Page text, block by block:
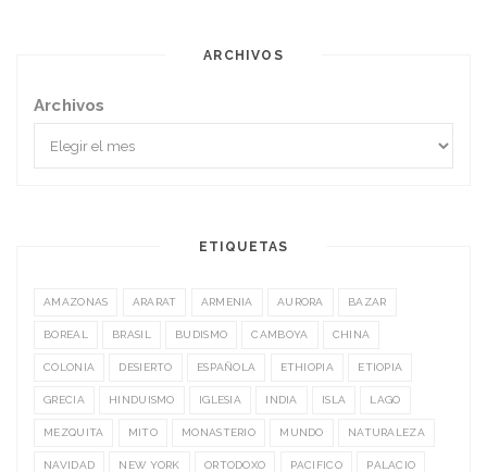
ARCHIVOS
Archivos
ETIQUETAS
AMAZONAS ARARAT ARMENIA AURORA BAZAR
BOREAL BRASIL BUDISMO CAMBOYA CHINA
COLONIA DESIERTO ESPAÑOLA ETHIOPIA ETIOPIA
GRECIA HINDUISMO IGLESIA INDIA ISLA LAGO
MEZQUITA MITO MONASTERIO MUNDO NATURALEZA
NAVIDAD NEW YORK ORTODOXO PACIFICO PALACIO